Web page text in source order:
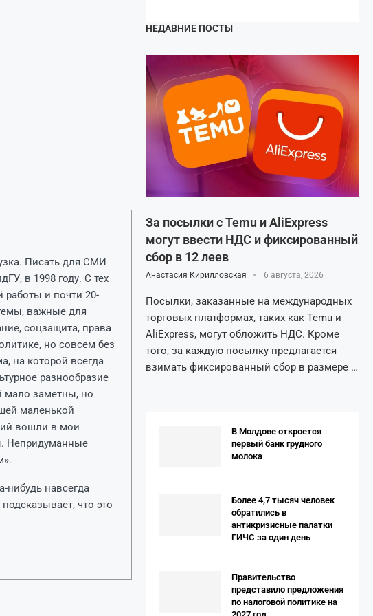
Писать для СМИ
в 1998 году. С тех
работы и почти 20-
важные для
соцзащита, права
но совсем без
на которой всегда
разнообразие
мало заметны, но
маленькой
вошли в мои
Непридуманные
нибудь навсегда
что это
НЕДАВНИЕ ПОСТЫ
За посылки с Temu и AliExpress
могут ввести НДС и фиксированный
сбор в 12 леев
Анастасия Кирилловская 6 августа, 2026
Посылки, заказанные на международных
торговых платформах, таких как Temu и
AliExpress, могут обложить НДС. Кроме
того, за каждую посылку предлагается
взимать фиксированный сбор в размере …
В Молдове откроется
первый банк грудного
молока
Более 4,7 тысяч человек
обратились в
антикризисные палатки
ГИЧС за один день
Правительство
представило предложения
по налоговой политике на